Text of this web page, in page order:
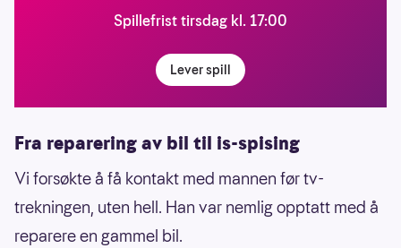
Spillefrist tirsdag kl. 17:00
Lever spill
Fra reparering av bil til is-spising
Vi forsøkte å få kontakt med mannen før tv-
trekningen, uten hell. Han var nemlig opptatt med å
reparere en gammel bil.